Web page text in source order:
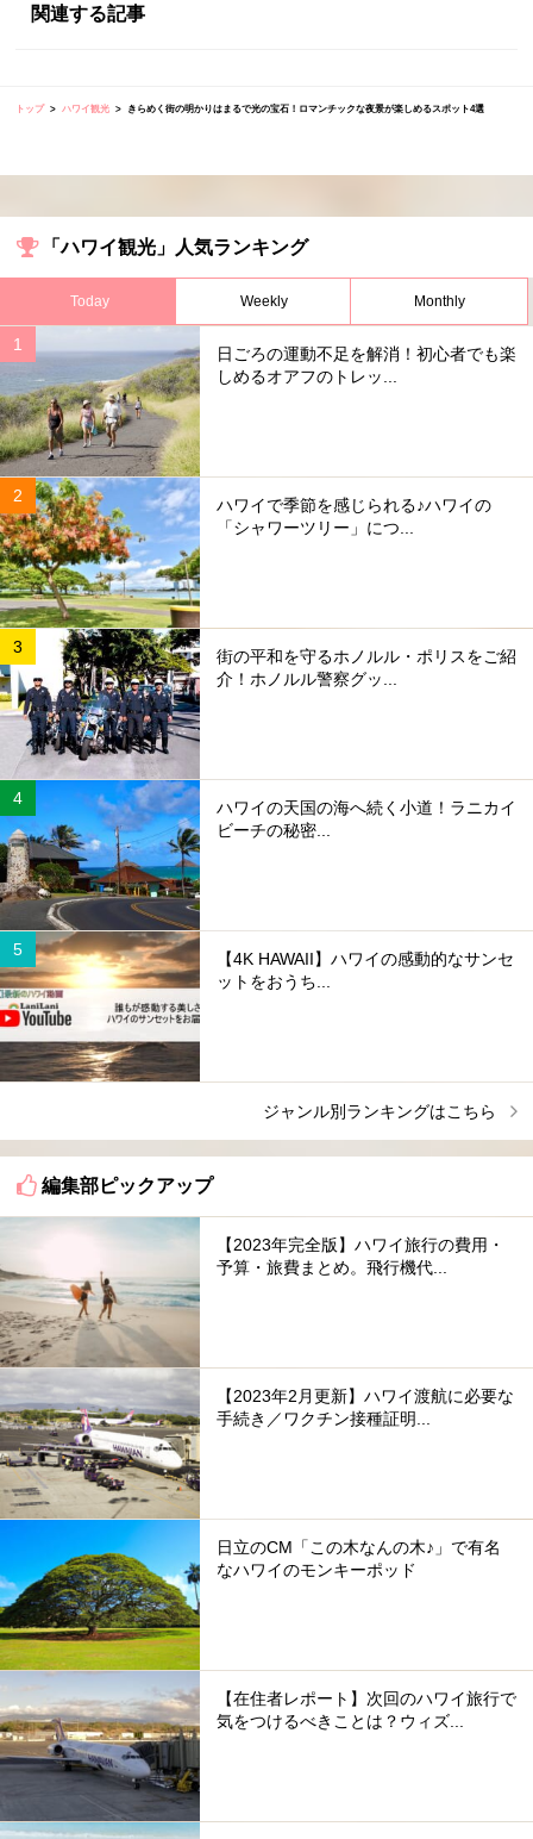
関連する記事
トップ ハワイ観光 きらめく街の明かりはまるで光の宝石！ロマンチックな夜景が楽しめるスポット4選
「ハワイ観光」人気ランキング
Today Weekly Monthly
日ごろの運動不足を解消！初心者でも楽
しめるオアフのトレッ...
ハワイで季節を感じられる♪ハワイの
「シャワーツリー」につ...
街の平和を守るホノルル・ポリスをご紹
介！ホノルル警察グッ...
ハワイの天国の海へ続く小道！ラニカイ
ビーチの秘密...
【4K HAWAII】ハワイの感動的なサンセ
ットをおうち...
ジャンル別ランキングはこちら
編集部ピックアップ
【2023年完全版】ハワイ旅行の費用・
予算・旅費まとめ。飛行機代...
【2023年2月更新】ハワイ渡航に必要な
手続き／ワクチン接種証明...
日立のCM「この木なんの木♪」で有名
なハワイのモンキーポッド
【在住者レポート】次回のハワイ旅行で
気をつけるべきことは？ウィズ...